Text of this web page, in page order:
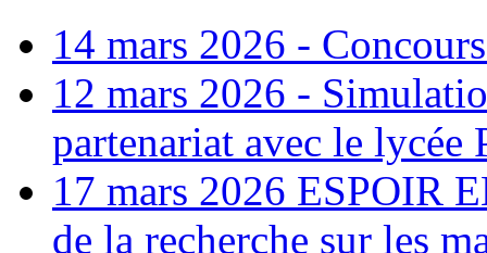
14 mars 2026 -
12 mars 2026 -
partenariat avec le lycée
17 mars 2026 ESPOIR
de la recherche sur les